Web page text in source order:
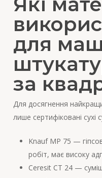
для
за
Для досягнення
лише сертифіковані сухі
Knauf MP 75 —
робіт, має високу
Ceresit CT 24 —